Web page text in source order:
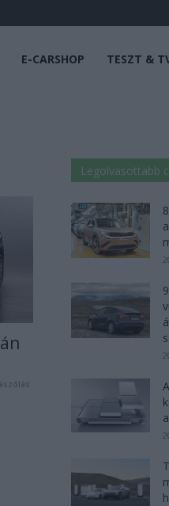
E-CARSHOP TESZT &
Legolvasottabb